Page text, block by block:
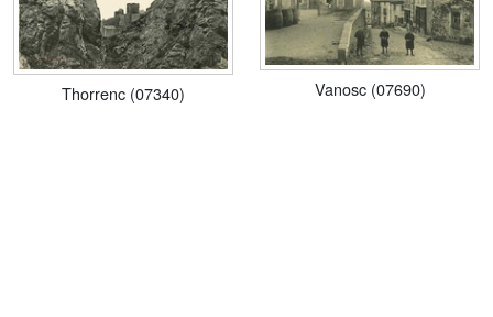
Thorrenc (07340) Vanosc (07690)